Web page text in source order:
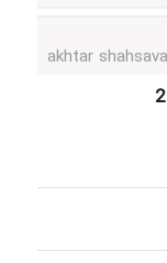
kimiya zirakpoor
ayda habibnejad